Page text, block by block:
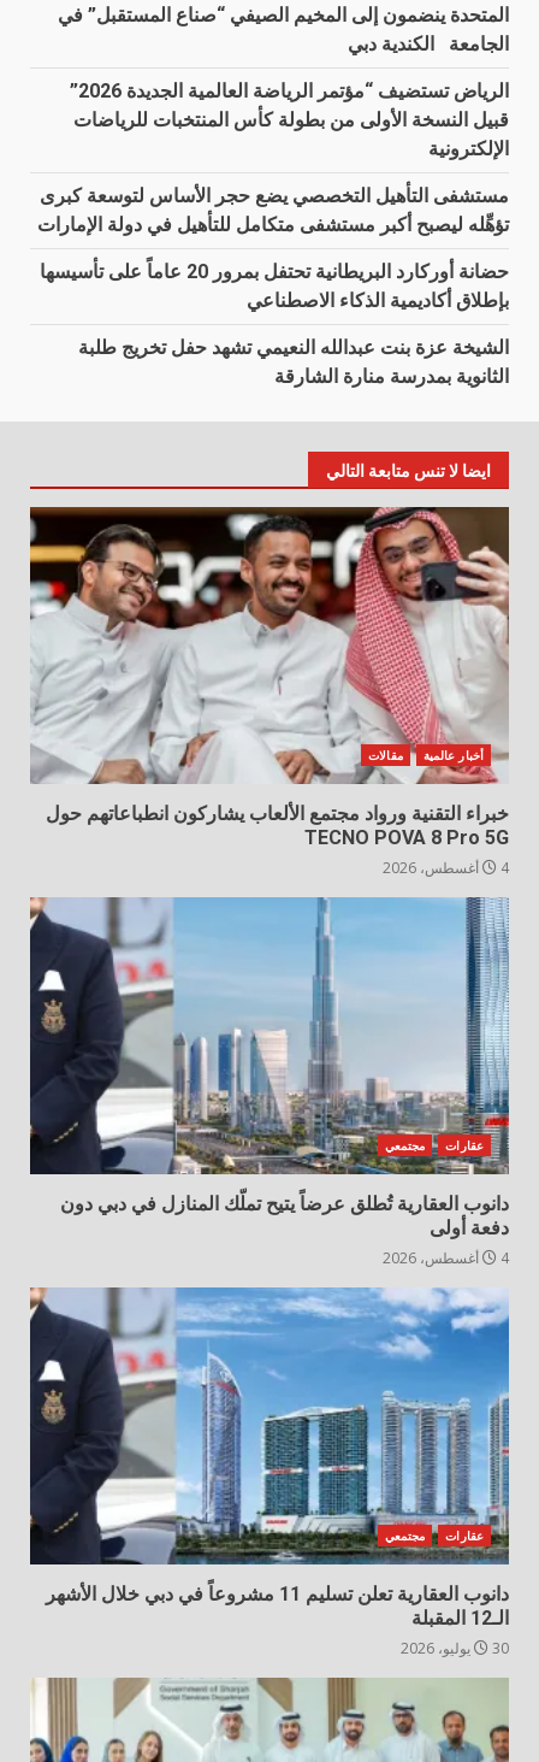
المتحدة ينضمون إلى المخيم الصيفي “صناع المستقبل” في
الجامعة الكندية دبي
الرياض تستضيف “مؤتمر الرياضة العالمية الجديدة 2026”
قبيل النسخة الأولى من بطولة كأس المنتخبات للرياضات
الإلكترونية
مستشفى التأهيل التخصصي يضع حجر الأساس لتوسعة كبرى
تؤهِّله ليصبح أكبر مستشفى متكامل للتأهيل في دولة الإمارات
حضانة أوركارد البريطانية تحتفل بمرور 20 عاماً على تأسيسها
بإطلاق أكاديمية الذكاء الاصطناعي
الشيخة عزة بنت عبدالله النعيمي تشهد حفل تخريج طلبة
الثانوية بمدرسة منارة الشارقة
ايضا لا تنس متابعة التالي
أخبار عالمية مقالات
خبراء التقنية ورواد مجتمع الألعاب يشاركون انطباعاتهم حول
TECNO POVA 8 Pro 5G
4 أغسطس، 2026
عقارات مجتمعي
دانوب العقارية تُطلق عرضاً يتيح تملّك المنازل في دبي دون
دفعة أولى
4 أغسطس، 2026
عقارات مجتمعي
دانوب العقارية تعلن تسليم 11 مشروعاً في دبي خلال الأشهر
الـ12 المقبلة
30 يوليو، 2026